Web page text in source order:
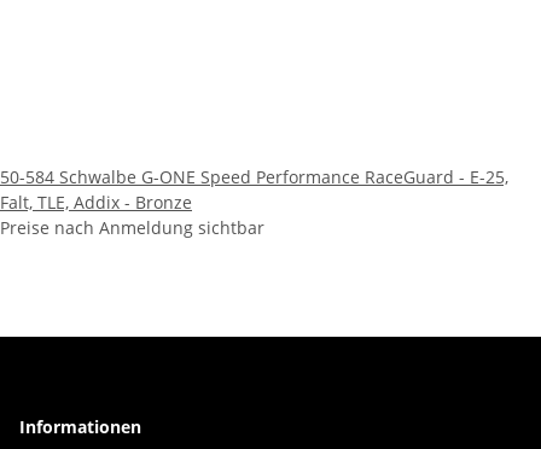
50-584 Schwalbe G-ONE Speed Performance RaceGuard - E-25,
Falt, TLE, Addix - Bronze
Preise nach Anmeldung sichtbar
Informationen